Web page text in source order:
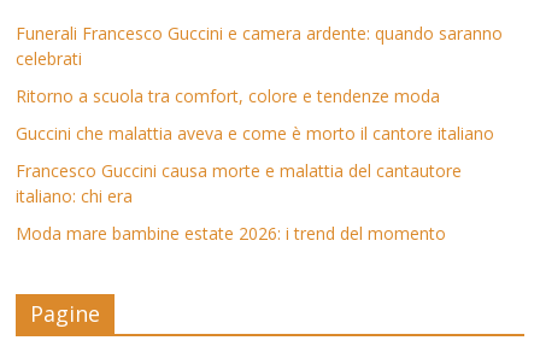
Funerali Francesco Guccini e camera ardente: quando saranno
celebrati
Ritorno a scuola tra comfort, colore e tendenze moda
Guccini che malattia aveva e come è morto il cantore italiano
Francesco Guccini causa morte e malattia del cantautore
italiano: chi era
Moda mare bambine estate 2026: i trend del momento
Pagine